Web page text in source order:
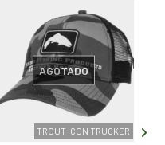
TROUT ICON TRUCKER
AGOTADO